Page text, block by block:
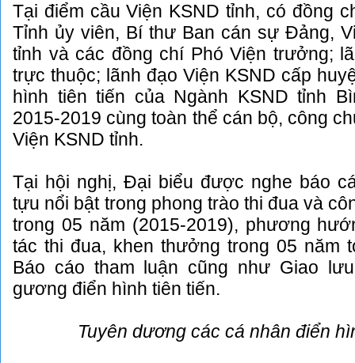
Tại điểm cầu Viện KSND tỉnh, có đồng
Tỉnh ủy viên, Bí thư Ban cán sự Đảng,
tỉnh và các đồng chí Phó Viện trưởng;
trực thuộc; lãnh đạo Viện KSND cấp
hình tiên tiến của Ngành KSND tỉnh
2015-2019 cùng toàn thể cán bộ, công
Viện KSND tỉnh.
Tại hội nghị, Đại biểu được nghe báo
tựu nổi bật trong phong trào thi đua và
trong 05 năm (2015-2019), phương
tác thi đua, khen thưởng trong 05 năm
Báo cáo tham luận cũng như Giao
gương điển hình tiên tiến.
Tuyên dương các cá nhân điển